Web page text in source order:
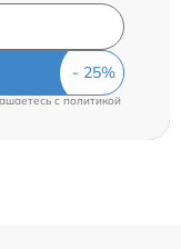
c политикой